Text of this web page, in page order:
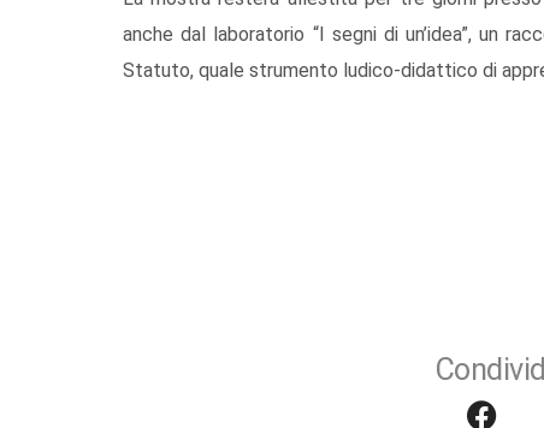
anche dal laboratorio “I segni di un’idea”, un
Statuto, quale strumento ludico-didattico di